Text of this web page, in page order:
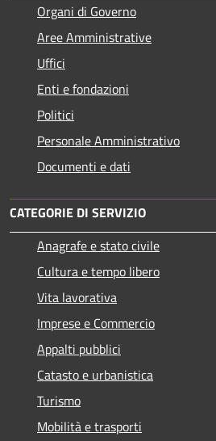
Organi di Governo
Aree Amministrative
Uffici
Enti e fondazioni
Politici
Personale Amministrativo
Documenti e dati
CATEGORIE DI SERVIZIO
Anagrafe e stato civile
Cultura e tempo libero
Vita lavorativa
Imprese e Commercio
Appalti pubblici
Catasto e urbanistica
Turismo
Mobilità e trasporti